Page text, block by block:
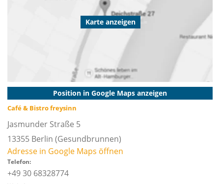
Karte anzeigen
Position in Google Maps anzeigen
Café & Bistro freysinn
Jasmunder Straße 5
13355 Berlin (Gesundbrunnen)
Adresse in Google Maps öffnen
Telefon:
+49 30 68328774